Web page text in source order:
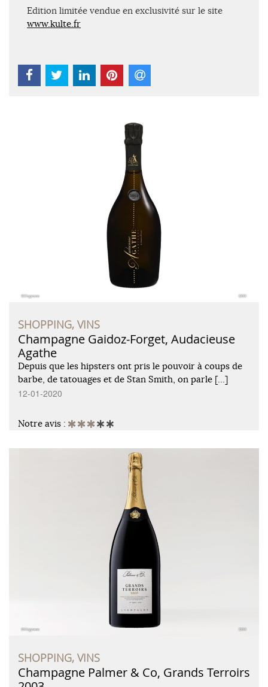
Edition limitée vendue en exclusivité sur le site
www.kulte.fr
SHOPPING, VINS
Champagne Gaidoz-Forget, Audacieuse
Agathe
Depuis que les hipsters ont pris le pouvoir à coups de
barbe, de tatouages et de Stan Smith, on parle […]
12-01-2020
Notre avis :
SHOPPING, VINS
Champagne Palmer & Co, Grands Terroirs